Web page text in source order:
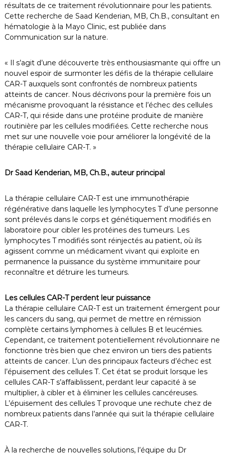
résultats de ce traitement révolutionnaire pour les patients.
Cette recherche de Saad Kenderian, MB, Ch.B., consultant en
hématologie à la Mayo Clinic, est publiée dans
Communication sur la nature.
« Il s’agit d’une découverte très enthousiasmante qui offre un
nouvel espoir de surmonter les défis de la thérapie cellulaire
CAR-T auxquels sont confrontés de nombreux patients
atteints de cancer. Nous décrivons pour la première fois un
mécanisme provoquant la résistance et l’échec des cellules
CAR-T, qui réside dans une protéine produite de manière
routinière par les cellules modifiées. Cette recherche nous
met sur une nouvelle voie pour améliorer la longévité de la
thérapie cellulaire CAR-T. »
Dr Saad Kenderian, MB, Ch.B., auteur principal
La thérapie cellulaire CAR-T est une immunothérapie
régénérative dans laquelle les lymphocytes T d’une personne
sont prélevés dans le corps et génétiquement modifiés en
laboratoire pour cibler les protéines des tumeurs. Les
lymphocytes T modifiés sont réinjectés au patient, où ils
agissent comme un médicament vivant qui exploite en
permanence la puissance du système immunitaire pour
reconnaître et détruire les tumeurs.
Les cellules CAR-T perdent leur puissance
La thérapie cellulaire CAR-T est un traitement émergent pour
les cancers du sang, qui permet de mettre en rémission
complète certains lymphomes à cellules B et leucémies.
Cependant, ce traitement potentiellement révolutionnaire ne
fonctionne très bien que chez environ un tiers des patients
atteints de cancer. L’un des principaux facteurs d’échec est
l’épuisement des cellules T. Cet état se produit lorsque les
cellules CAR-T s’affaiblissent, perdant leur capacité à se
multiplier, à cibler et à éliminer les cellules cancéreuses.
L’épuisement des cellules T provoque une rechute chez de
nombreux patients dans l’année qui suit la thérapie cellulaire
CAR-T.
À la recherche de nouvelles solutions, l’équipe du Dr